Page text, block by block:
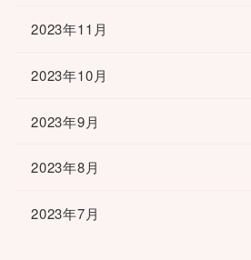
2023年11月
2023年10月
2023年9月
2023年8月
2023年7月